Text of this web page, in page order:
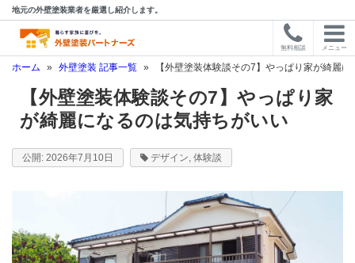
地元の外壁塗装業者を厳選し紹介します。
無料相談 メニュー
ホーム » 外壁塗装 記事一覧 » 【外壁塗装体験談その7】やっぱり家が綺麗
【外壁塗装体験談その7】やっぱり家
が綺麗になるのは気持ちがいい
2026年7月10日 デザイン, 体験談